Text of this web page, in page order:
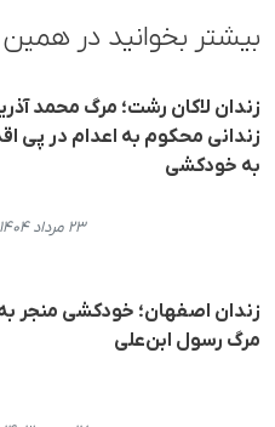
بیشتر بخوانید در
زندان لاکان رشت؛ مرگ م‍حمد
زندانی م‍حکوم به اعدام در پی
به خودکشی
۲۳ مرداد ۱۴۰۴، ۲۱:۰۳
زندان اصفهان؛ خودکشی منجر
مرگ رسول ابن‌علی